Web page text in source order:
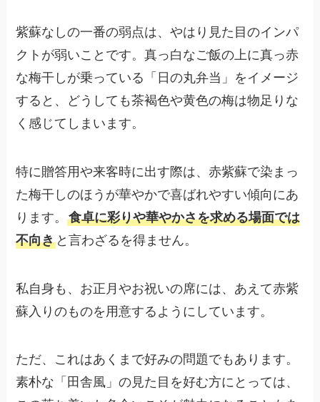
紫蘇なしの一番の弱点は、やはり見た目のインパ
クトが弱いことです。真っ白なご飯の上に真っ赤
な梅干しが乗っている「日の丸弁当」をイメージ
すると、どうしても茶褐色や黄色の梅は物足りな
く感じてしまいます。
特に贈答用や来客時に出す際は、赤紫蘇で染まっ
た梅干しのほうが華やかで喜ばれやすい傾向にあ
ります。食卓に彩りや華やかさを求める場面では
不向き と言わざるを得ません。
私自身も、お正月やお祝いの席には、あえて赤紫
蘇入りのものを用意するようにしています。
ただ、これはあくまで好みの問題でもあります。
素朴な「田舎風」の見た目を好む方にとっては、